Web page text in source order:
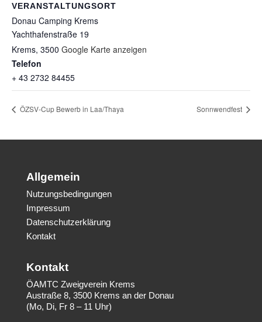
VERANSTALTUNGSORT
Donau Camping Krems
Yachthafenstraße 19
Krems, 3500 Google Karte anzeigen
Telefon
+ 43 2732 84455
ÖZSV-Cup Bewerb in Laa/Thaya Sonnwendfest
Allgemein
Nutzungsbedingungen
Impressum
Datenschutzerklärung
Kontakt
Kontakt
ÖAMTC Zweigverein Krems
Austraße 8, 3500 Krems an der Donau
(Mo, Di, Fr 8 – 11 Uhr)